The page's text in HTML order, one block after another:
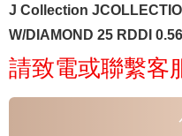
J Collection
W/DIAMOND 25 RDDI
請致電或聯繫客